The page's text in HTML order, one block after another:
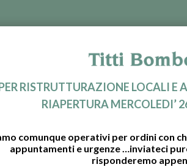
RISTRUTTURAZIONE LOCALI
RIAPERTURA MERCOLEDI’
comunque operativi per ordini con
appuntamenti e urgenze …inviateci
risponderemo